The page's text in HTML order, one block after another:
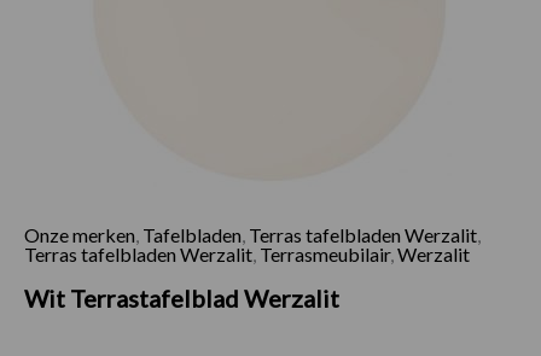
Onze merken Tafelbladen Terras tafelbladen Werzalit
Terras tafelbladen Werzalit Terrasmeubilair, Werzalit
Wit Terrastafelblad Werzalit
Prijsklasse:
€75.00